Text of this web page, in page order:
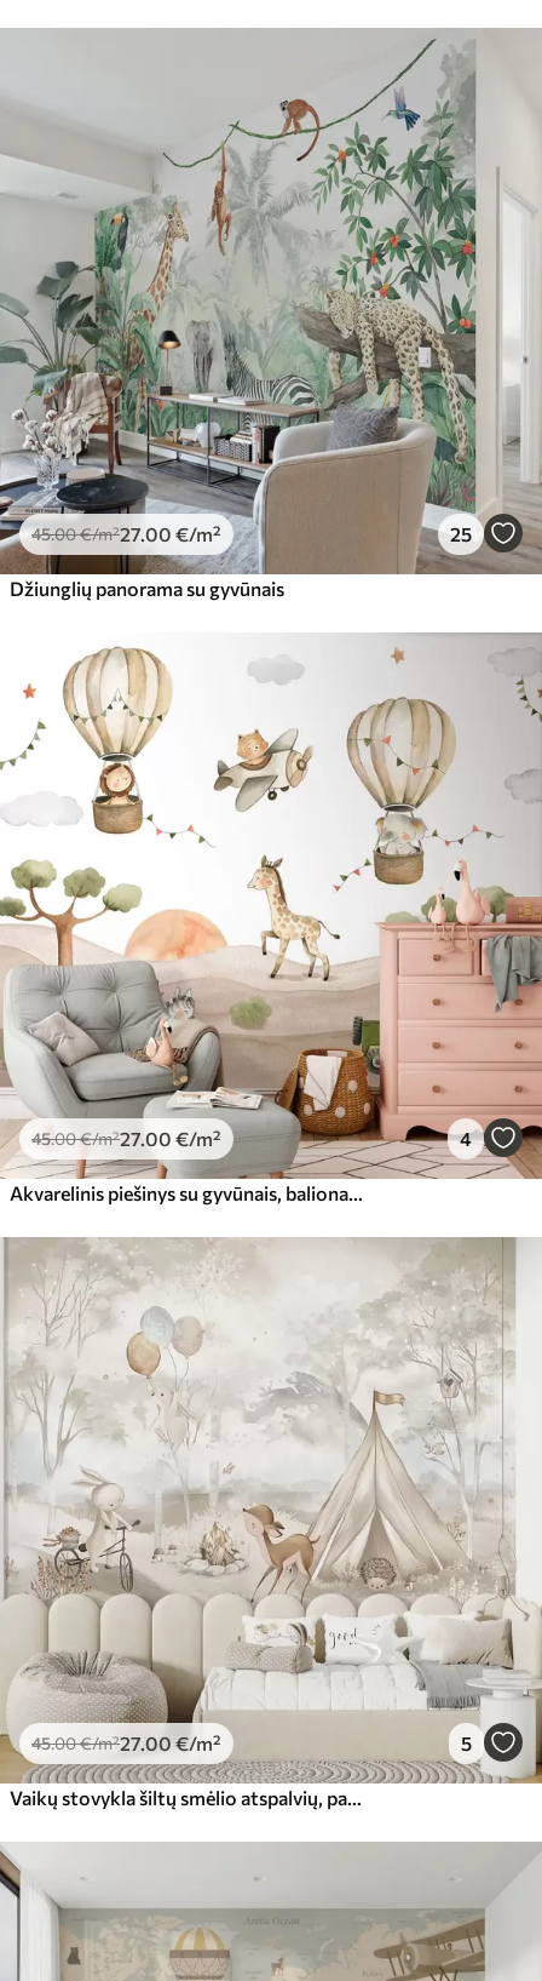
45.00€/m²27 .00 €/m² 25
Džiunglių panorama su gyvūnais
45.00€/m²27 .00 €/m² 4
45.00€/m²27 .00 €/m² 5